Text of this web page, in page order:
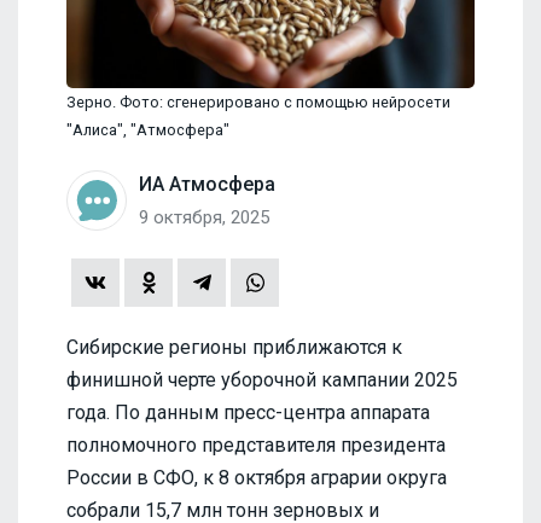
Зерно. Фото: сгенерировано с помощью нейросети
"Алиса", "Атмосфера"
ИА Атмосфера
9 октября, 2025
Сибирские регионы приближаются к
финишной черте уборочной кампании 2025
года. По данным пресс-центра аппарата
полномочного представителя президента
России в СФО, к 8 октября аграрии округа
собрали 15,7 млн тонн зерновых и